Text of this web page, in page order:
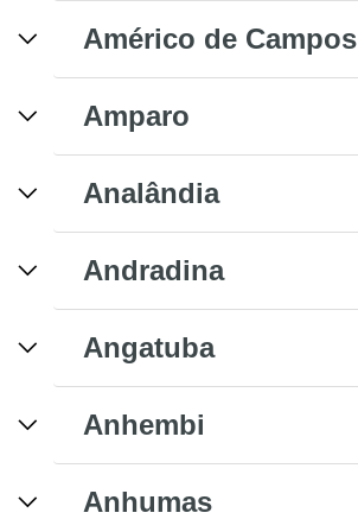
Américo de Campos
Amparo
Analândia
Andradina
Angatuba
Anhembi
Anhumas